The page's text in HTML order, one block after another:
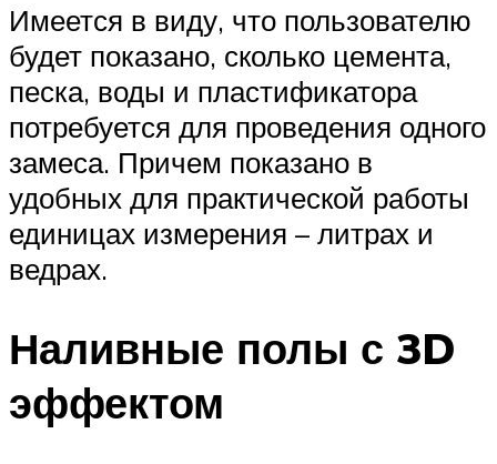
Имеется в виду, что пользователю
будет показано, сколько цемента,
песка, воды и пластификатора
потребуется для проведения одного
замеса. Причем показано в
удобных для практической работы
единицах измерения – литрах и
ведрах.
Наливные полы с 3D
эффектом